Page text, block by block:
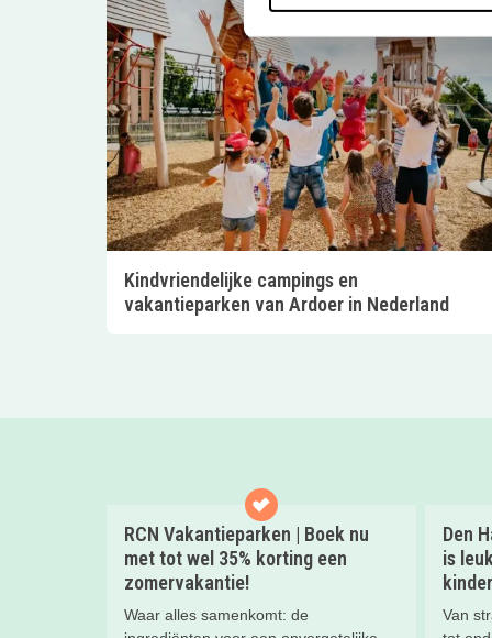
Kindvriendelijke campings en
vakantieparken van Ardoer in Nederland
RCN Vakantieparken | Boek nu
met tot wel 35% korting een
zomervakantie!
Waar alles samenkomt: de
Den
is
Van